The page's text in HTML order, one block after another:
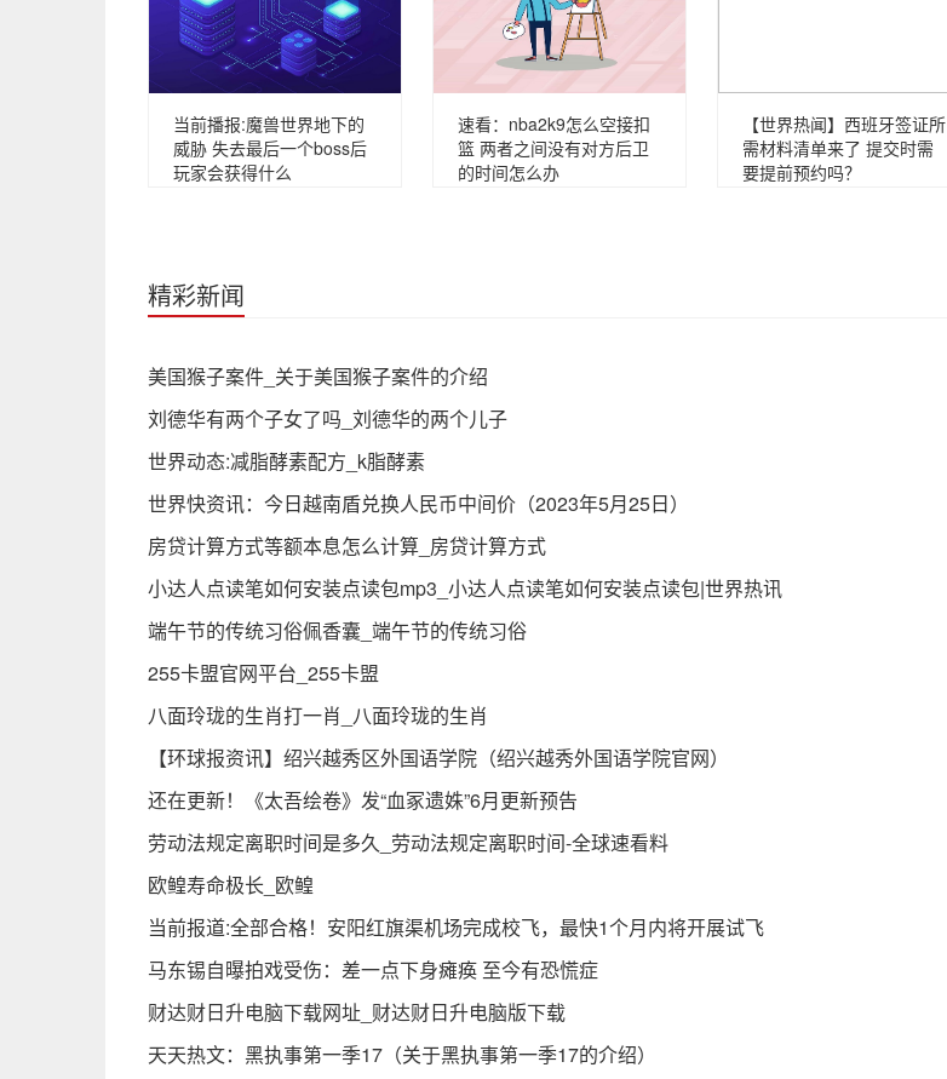
当前播报:魔兽世界地下的
威胁 失去最后一个boss后
玩家会获得什么
速看：nba2k9怎么空接扣
篮 两者之间没有对方后卫
的时间怎么办
【世界热闻】西班牙签证所
需材料清单来了 提交时需
要提前预约吗？
精彩新闻
美国猴子案件_关于美国猴子案件的介绍
刘德华有两个子女了吗_刘德华的两个儿子
世界动态:减脂酵素配方_k脂酵素
世界快资讯：今日越南盾兑换人民币中间价（2023年5月25日）
房贷计算方式等额本息怎么计算_房贷计算方式
小达人点读笔如何安装点读包mp3_小达人点读笔如何安装点读包|世界热讯
端午节的传统习俗佩香囊_端午节的传统习俗
255卡盟官网平台_255卡盟
八面玲珑的生肖打一肖_八面玲珑的生肖
【环球报资讯】绍兴越秀区外国语学院（绍兴越秀外国语学院官网）
还在更新！《太吾绘卷》发“血冢遗姝”6月更新预告
劳动法规定离职时间是多久_劳动法规定离职时间-全球速看料
欧鳇寿命极长_欧鳇
当前报道:全部合格！安阳红旗渠机场完成校飞，最快1个月内将开展试飞
马东锡自曝拍戏受伤：差一点下身瘫痪 至今有恐慌症
财达财日升电脑下载网址_财达财日升电脑版下载
天天热文：黑执事第一季17（关于黑执事第一季17的介绍）